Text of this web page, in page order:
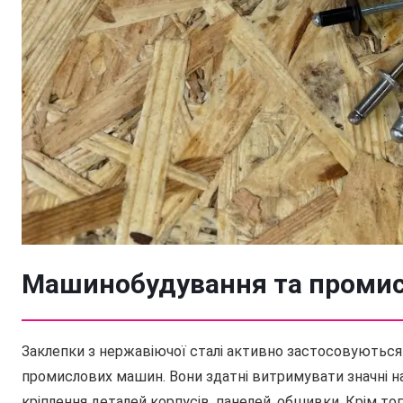
Машинобудування та
Заклепки з нержавіючої сталі активно
промислових машин. Вони здатні витримувати значні